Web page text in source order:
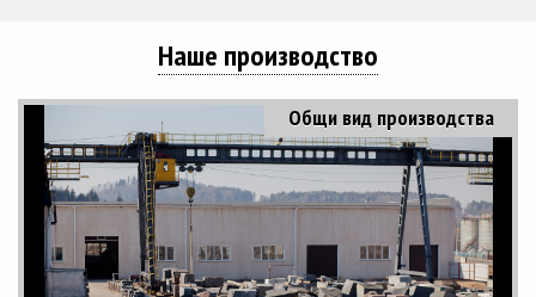
Наше производство
Общи вид производства